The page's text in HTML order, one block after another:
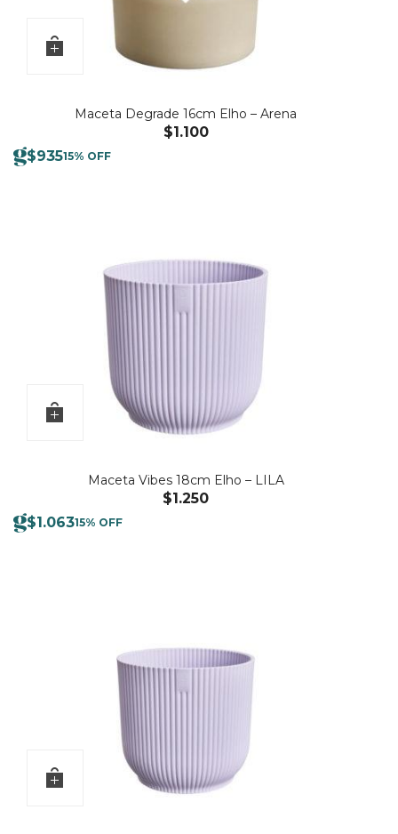
Maceta Degrade 16cm Elho – Arena
$1.100
$93515% OFF
Maceta Vibes 18cm Elho – LILA
$1.250
$1.06315% OFF